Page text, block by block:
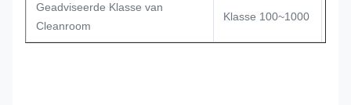
Geadviseerde Klasse van
Cleanroom
Klasse 100~1000